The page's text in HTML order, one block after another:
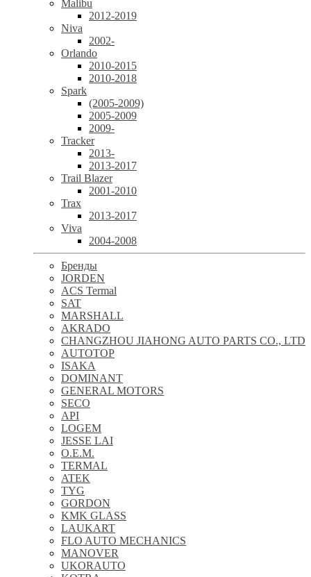
Malibu
2012-2019
Niva
2002-
Orlando
2010-2015
2010-2018
Spark
(2005-2009)
2005-2009
2009-
Tracker
2013-
2013-2017
Trail Blazer
2001-2010
Trax
2013-2017
Viva
2004-2008
Бренды
JORDEN
ACS Termal
SAT
MARSHALL
AKRADO
CHANGZHOU JIAHONG AUTO PARTS CO., LTD
AUTOTOP
ISAKA
DOMINANT
GENERAL MOTORS
SECO
API
LOGEM
JESSE LAI
O.E.M.
TERMAL
ATEK
TYG
GORDON
KMK GLASS
LAUKART
FLO AUTO MECHANICS
MANOVER
UKORAUTO